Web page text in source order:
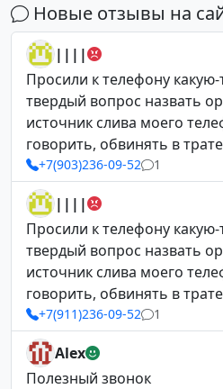
Новые отзывы на
||||
Просили к телефону
твердый вопрос назвать
источник слива моего
говорить, обвинять в
+7(903)236-09-52 1
||||
Просили к телефону
твердый вопрос назвать
источник слива моего
говорить, обвинять в
+7(911)236-09-52 1
Alex
Полезный звонок